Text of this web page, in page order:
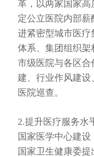
革，以两家国家高
定公立医院内部
进紧密型城市医
体系、集团组织
市级医院与各区
建、行业作风建设
医院巡查。
2.提升医疗服务水
国家医学中心建
国家卫生健康委